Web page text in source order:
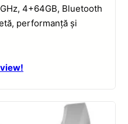
4+64GB, Bluetooth
performanță și